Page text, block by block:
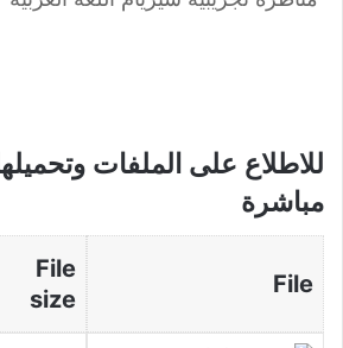
للاطلاع على الملفات
مباشرة
File
File
size